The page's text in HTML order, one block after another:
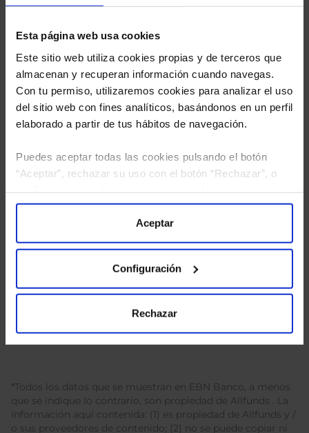
Esta página web usa cookies
Este sitio web utiliza cookies propias y de terceros que
almacenan y recuperan información cuando navegas.
Con tu permiso, utilizaremos cookies para analizar el uso
del sitio web con fines analíticos, basándonos en un perfil
elaborado a partir de tus hábitos de navegación.
Puedes aceptar todas las cookies pulsando el botón
“Aceptar”, rechazar su uso con el botón “Rechazar”, o
“Configuración”. Consulta nuestraPolítica
para más información.
Aceptar
Configuración
Rechazar
He leídola política de privacidady consiento el
tratamiento de mis datos personales.
*Todos los datos que se muestran en EBN Banco, a menos
que se indique lo contrario, son propiedad de Allfunds . La
información aquí contenida: (1) es propiedad de Allfunds y /
o sus proveedores de contenido; (2) no se puede copiar ni